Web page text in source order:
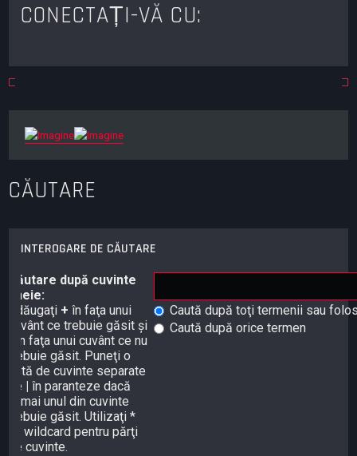
CONECTAȚI-VĂ CU:
CĂUTARE
INTEROGARE DE CĂUTARE
Căutare după cuvinte
cheie:
Adăugaţi + în faţa unui
cuvânt ce trebuie găsit şi
în faţa unui cuvânt ce nu
trebuie găsit. Puneţi o
listă de cuvinte separate
de
în paranteze dacă
numai unul din cuvinte
trebuie găsit. Utilizaţi *
ca wildcard pentru părţi
de cuvinte.
Caută după toţi termenii sau
Caută după orice termen